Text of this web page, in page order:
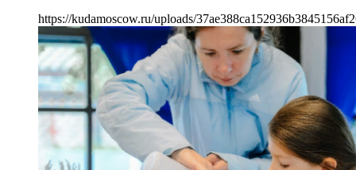
https://kudamoscow.ru/uploads/